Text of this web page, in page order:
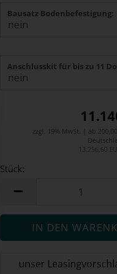
Bausatz Bodenbefestigung:
Anschlusskit für bis zu 11
zzgl. 19% MwSt. | ab
13.256,60
Stück:
Stück
unser